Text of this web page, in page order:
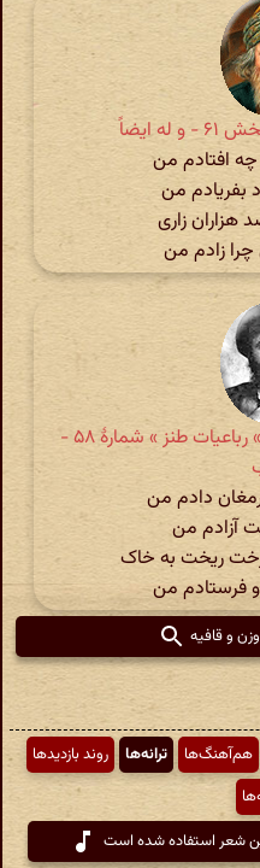
ایضاً
افتادم من
بفریادم من
زاری
زادم من
ادیب الممالک » دیوان اشعار » رباعیات طنز » شمارهٔ ۵۸ -
دادم من
آزادم من
ریخت به خاک
فرستادم من
و قافیه
هم‌آهنگ‌ها ترانه‌ها
روند بازدیدها
شعر استفاده شده است